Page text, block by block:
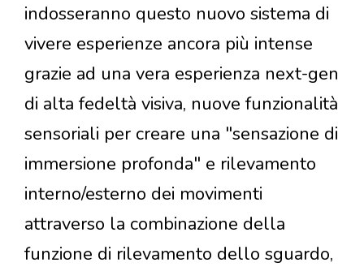
indosseranno questo nuovo sistema di
vivere esperienze ancora più intense
grazie ad una vera esperienza next-gen
di alta fedeltà visiva, nuove funzionalità
sensoriali per creare una "sensazione di
immersione profonda" e rilevamento
interno/esterno dei movimenti
attraverso la combinazione della
funzione di rilevamento dello sguardo,